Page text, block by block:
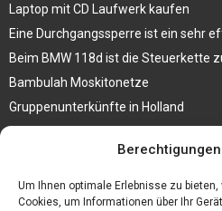
Um Ihnen optimale Erlebnisse zu
Cookies, um Informationen über Ihr
Laptop mit CD Laufwerk kaufen
Eine Durchgangssperre ist ein sehr
Beim BMW 118d ist die Steuerkette
Bambulah Moskitonetze
Gruppenunterkünfte in Holland
Jutebeutel kaufen und ihre
Personalhandbuch